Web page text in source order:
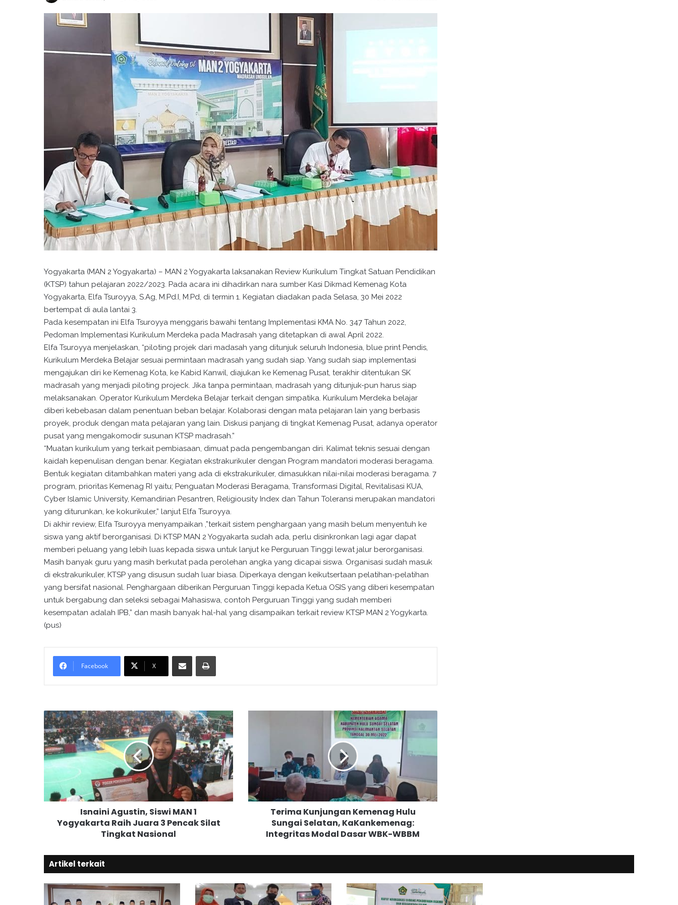
Yogyakarta (MAN 2 Yogyakarta) – MAN 2 Yogyakarta laksanakan Review Kurikulum Tingkat Satuan Pendidikan
(KTSP) tahun pelajaran 2022/2023. Pada acara ini dihadirkan nara sumber Kasi Dikmad Kemenag Kota
Yogyakarta, Elfa Tsuroyya, S.Ag, M.Pd.I, M.Pd, di termin 1. Kegiatan diadakan pada Selasa, 30 Mei 2022
bertempat di aula lantai 3.
Pada kesempatan ini Elfa Tsuroyya menggaris bawahi tentang Implementasi KMA No. 347 Tahun 2022,
Pedoman Implementasi Kurikulum Merdeka pada Madrasah yang ditetapkan di awal April 2022.
Elfa Tsuroyya menjelaskan, “piloting projek dari madasah yang ditunjuk seluruh Indonesia, blue print Pendis,
Kurikulum Merdeka Belajar sesuai permintaan madrasah yang sudah siap. Yang sudah siap implementasi
mengajukan diri ke Kemenag Kota, ke Kabid Kanwil, diajukan ke Kemenag Pusat, terakhir ditentukan SK
madrasah yang menjadi piloting projeck. Jika tanpa permintaan, madrasah yang ditunjuk-pun harus siap
melaksanakan. Operator Kurikulum Merdeka Belajar terkait dengan simpatika. Kurikulum Merdeka belajar
diberi kebebasan dalam penentuan beban belajar. Kolaborasi dengan mata pelajaran lain yang berbasis
proyek, produk dengan mata pelajaran yang lain. Diskusi panjang di tingkat Kemenag Pusat, adanya operator
pusat yang mengakomodir susunan KTSP madrasah.”
“Muatan kurikulum yang terkait pembiasaan, dimuat pada pengembangan diri. Kalimat teknis sesuai dengan
kaidah kepenulisan dengan benar. Kegiatan ekstrakurikuler dengan Program mandatori moderasi beragama.
Bentuk kegiatan ditambahkan materi yang ada di ekstrakurikuler, dimasukkan nilai-nilai moderasi beragama. 7
program, prioritas Kemenag RI yaitu; Penguatan Moderasi Beragama, Transformasi Digital, Revitalisasi KUA,
Cyber Islamic University, Kemandirian Pesantren, Religiousity Index dan Tahun Toleransi merupakan mandatori
yang diturunkan, ke kokurikuler,” lanjut Elfa Tsuroyya.
Di akhir review, Elfa Tsuroyya menyampaikan ,”terkait sistem penghargaan yang masih belum menyentuh ke
siswa yang aktif berorganisasi. Di KTSP MAN 2 Yogyakarta sudah ada, perlu disinkronkan lagi agar dapat
memberi peluang yang lebih luas kepada siswa untuk lanjut ke Perguruan Tinggi lewat jalur berorganisasi.
Masih banyak guru yang masih berkutat pada perolehan angka yang dicapai siswa. Organisasi sudah masuk
di ekstrakurikuler, KTSP yang disusun sudah luar biasa. Diperkaya dengan keikutsertaan pelatihan-pelatihan
yang bersifat nasional. Penghargaan diberikan Perguruan Tinggi kepada Ketua OSIS yang diberi kesempatan
untuk bergabung dan seleksi sebagai Mahasiswa, contoh Perguruan Tinggi yang sudah memberi
kesempatan adalah IPB,” dan masih banyak hal-hal yang disampaikan terkait review KTSP MAN 2 Yogykarta.
(pus)
Facebook X
I
s
n
a
i
n
g
n
S
i
Isnaini Agustin, Siswi MAN 1
Yogyakarta Raih Juara 3 Pencak Silat
Tingkat Nasional
a
n
a
K
e
Terima Kunjungan Kemenag Hulu
Sungai Selatan, KaKankemenag:
Integritas Modal Dasar WBK-WBBM
Artikel terkait